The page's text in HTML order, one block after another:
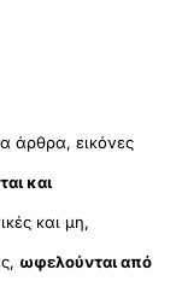
άρθρα, εικόνες
και
και μη,
ωφελούνται από